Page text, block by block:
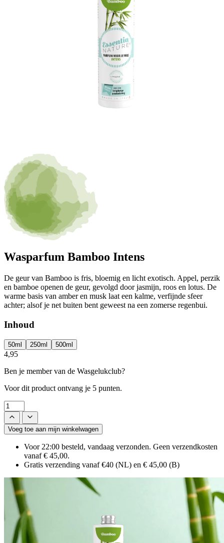
Wasparfum Bamboo Intens
De geur van Bamboo is fris, bloemig en licht exotisch. Appel, perzik
en bamboe openen de geur, gevolgd door jasmijn, roos en lotus. De
warme basis van amber en musk laat een kalme, verfijnde sfeer
achter; alsof je net buiten bent geweest na een zomerse regenbui.
Inhoud
50ml 250ml 500ml
4,95
Ben je member van de Wasgelukclub?
Voor dit product ontvang je 5 punten.
Voeg toe aan mijn winkelwagen
Voor 22:00 besteld, vandaag verzonden. Geen verzendkosten
vanaf € 45,00.
Gratis verzending vanaf €40 (NL) en € 45,00 (B)